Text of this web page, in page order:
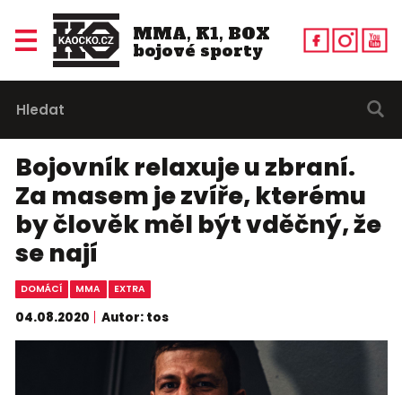
MMA, K1, BOX
bojové sporty
Bojovník relaxuje u zbraní.
Za masem je zvíře, kterému
by člověk měl být vděčný, že
se nají
DOMÁCÍ MMA EXTRA
04.08.2020 Autor: tos